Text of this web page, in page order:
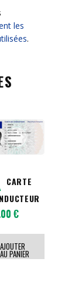
les
.
CARTE
€
AJOUTER
AU PANIER